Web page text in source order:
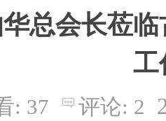
华总会长莅
工
: 37 评论: 2